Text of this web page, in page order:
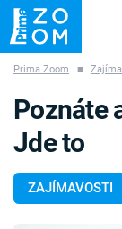
ZÁHADY
Prima Zoom ■
ZAJÍMAVOSTI
Poznáte
Jde to